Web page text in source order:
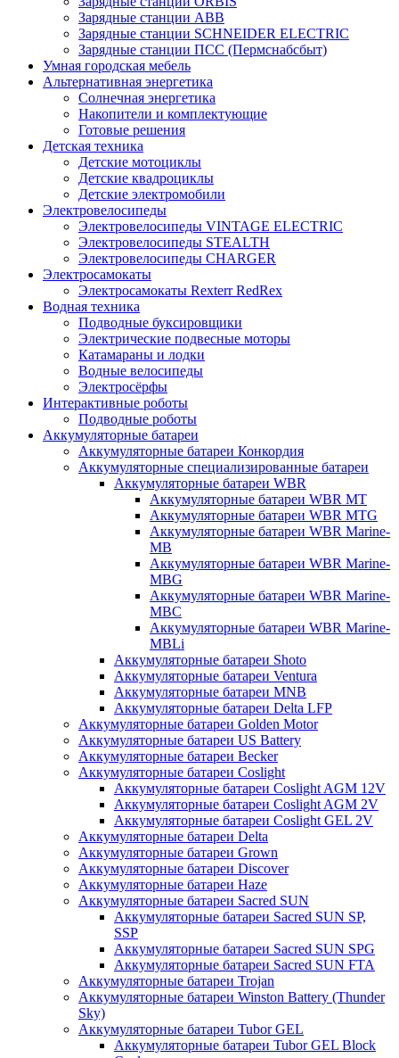
Зарядные станции ABB
Зарядные станции SCHNEIDER ELECTRIC
Зарядные станции ПСС (Пермснабсбыт)
Умная городская мебель
Альтернативная энергетика
Солнечная энергетика
Накопители и комплектующие
Готовые решения
Детская техника
Детские мотоциклы
Детские квадроциклы
Детские электромобили
Электровелосипеды
Электровелосипеды VINTAGE ELECTRIC
Электровелосипеды STEALTH
Электровелосипеды CHARGER
Электросамокаты
Электросамокаты Rexterr RedRex
Водная техника
Подводные буксировщики
Электрические подвесные моторы
Катамараны и лодки
Водные велосипеды
Электросёрфы
Интерактивные роботы
Подводные роботы
Аккумуляторные батареи
Аккумуляторные батареи Конкордия
Аккумуляторные специализированные батареи
Аккумуляторные батареи WBR
Аккумуляторные батареи WBR MT
Аккумуляторные батареи WBR MTG
Аккумуляторные батареи WBR Marine-
MB
Аккумуляторные батареи WBR Marine-
MBG
Аккумуляторные батареи WBR Marine-
MBC
Аккумуляторные батареи WBR Marine-
MBLi
Аккумуляторные батареи Shoto
Аккумуляторные батареи Ventura
Аккумуляторные батареи MNB
Аккумуляторные батареи Delta LFP
Аккумуляторные батареи Golden Motor
Аккумуляторные батареи US Battery
Аккумуляторные батареи Becker
Аккумуляторные батареи Coslight
Аккумуляторные батареи Coslight AGM 12V
Аккумуляторные батареи Coslight AGM 2V
Аккумуляторные батареи Coslight GEL 2V
Аккумуляторные батареи Delta
Аккумуляторные батареи Grown
Аккумуляторные батареи Discover
Аккумуляторные батареи Haze
Аккумуляторные батареи Sacred SUN
Аккумуляторные батареи Sacred SUN SP,
SSP
Аккумуляторные батареи Sacred SUN SPG
Аккумуляторные батареи Sacred SUN FTA
Аккумуляторные батареи Trojan
Аккумуляторные батареи Winston Battery (Thunder
Sky)
Аккумуляторные батареи Tubor GEL
Аккумуляторные батареи Tubor GEL Block